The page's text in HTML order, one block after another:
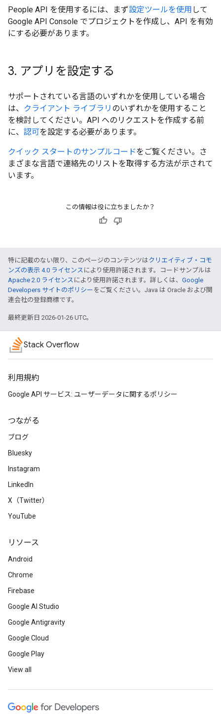
People API を使用するには、まず設定ツールを使用 して
Google API Console でプロジェクトを作成し、API を有効
にする必要があります。
3. アプリを設定する
サポートされている言語のいずれかを使用している場合
は、 クライアント ライブラリ のいずれかを使用すること
を検討してください。API へのリクエストを作成する前
に、 認可を設定する必要があります。
クイック スタートのサンプルコードをご覧ください。さ
まざまな言語で連絡先のリストを取得する方法が示されて
います。
この情報は役に立ちましたか？
特に記載のない限り、このページのコンテンツはクリエイティブ・コモ
ンズの表示 4.0 ライセンス により使用許諾されます。コードサンプルは
Apache 2.0 ライセンス により使用許諾されます。詳しくは、 Google
Developers サイトのポリシー をご覧ください。Java は Oracle および関
連会社の登録商標です。
最終更新日 2026-01-26 UTC。
Stack Overflow
利用規約
Google API サービス: ユーザーデータに関するポリシー
つながる
ブログ
Bluesky
Instagram
LinkedIn
X（Twitter）
YouTube
リソース
Android
Chrome
Firebase
Google AI Studio
Google Antigravity
Google Cloud
Google Play
View all